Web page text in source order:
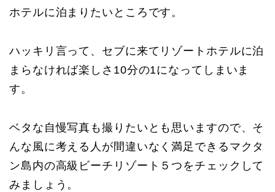
ホテルに泊まりたいところです。
ハッキリ言って、セブに来てリゾートホテルに泊
まらなければ楽しさ10分の1になってしまいま
す。
ベタな自慢写真も撮りたいとも思いますので、そ
んな風に考える人が間違いなく満足できるマクタ
ン島内の高級ビーチリゾート５つをチェックして
みましょう。